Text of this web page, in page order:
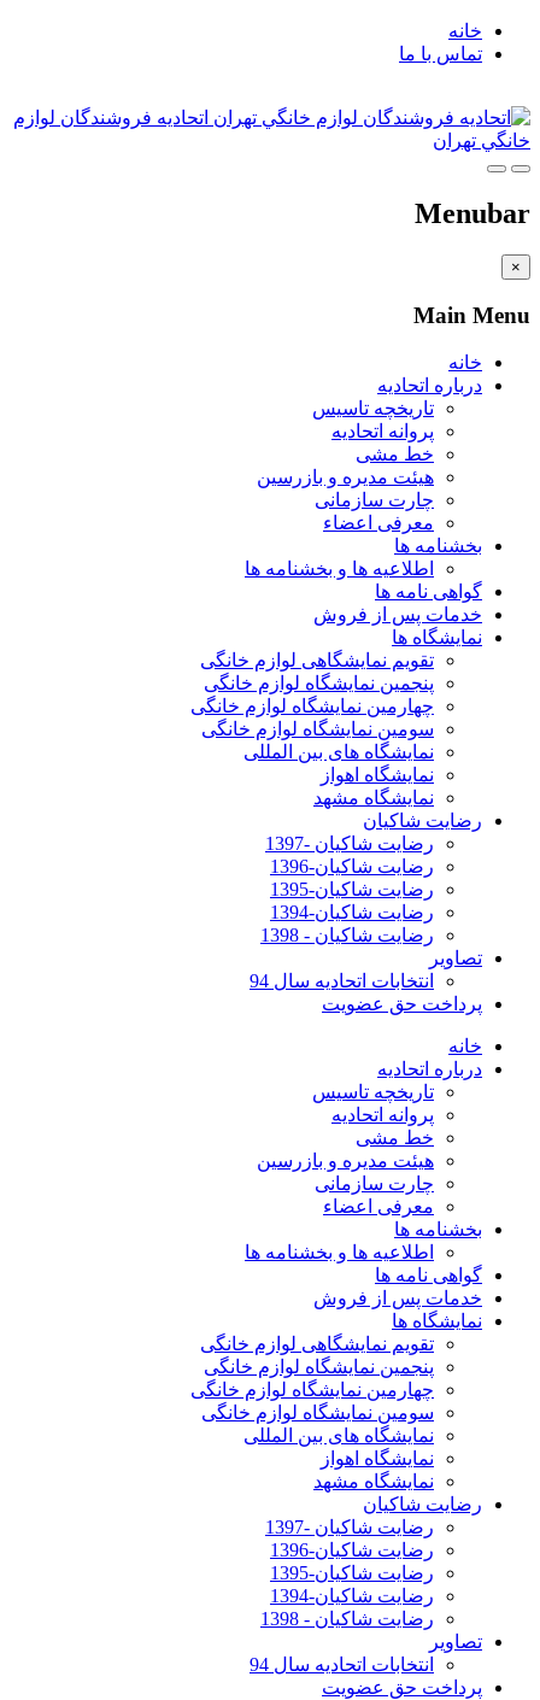
خانه
تماس با ما
اتحاديه فروشندگان لوازم
خانگي تهران
Menubar
×
Main Menu
خانه
درباره اتحادیه
تاریخچه تاسیس
پروانه اتحادیه
خط مشی
هیئت مدیره و بازرسین
چارت سازمانی
معرفی اعضاء
بخشنامه ها
اطلاعیه ها و بخشنامه ها
گواهی نامه ها
خدمات پس از فروش
نمایشگاه ها
تقویم نمایشگاهی لوازم خانگی
پنجمین نمایشگاه لوازم خانگی
چهارمین نمایشگاه لوازم خانگی
سومین نمایشگاه لوازم خانگی
نمایشگاه های بین المللی
نمایشگاه اهواز
نمایشگاه مشهد
رضایت شاکیان
رضایت شاکیان -1397
رضایت شاکیان-1396
رضایت شاکیان-1395
رضایت شاکیان-1394
رضایت شاکیان - 1398
تصاویر
انتخابات اتحادیه سال 94
پرداخت حق عضویت
خانه
درباره اتحادیه
تاریخچه تاسیس
پروانه اتحادیه
خط مشی
هیئت مدیره و بازرسین
چارت سازمانی
معرفی اعضاء
بخشنامه ها
اطلاعیه ها و بخشنامه ها
گواهی نامه ها
خدمات پس از فروش
نمایشگاه ها
تقویم نمایشگاهی لوازم خانگی
پنجمین نمایشگاه لوازم خانگی
چهارمین نمایشگاه لوازم خانگی
سومین نمایشگاه لوازم خانگی
نمایشگاه های بین المللی
نمایشگاه اهواز
نمایشگاه مشهد
رضایت شاکیان
رضایت شاکیان -1397
رضایت شاکیان-1396
رضایت شاکیان-1395
رضایت شاکیان-1394
رضایت شاکیان - 1398
تصاویر
انتخابات اتحادیه سال 94
پرداخت حق عضویت